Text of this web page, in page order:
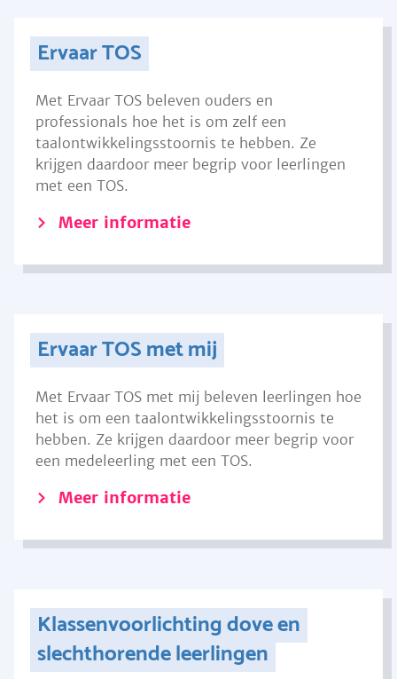
Ervaar TOS
Met Ervaar TOS beleven ouders en
professionals hoe het is om zelf een
taalontwikkelingsstoornis te hebben. Ze
krijgen daardoor meer begrip voor leerlingen
met een TOS.
Meer informatie
Ervaar TOS met mij
Met Ervaar TOS met mij beleven leerlingen hoe
het is om een taalontwikkelingsstoornis te
hebben. Ze krijgen daardoor meer begrip voor
een medeleerling met een TOS.
Meer informatie
Klassenvoorlichting dove en
slechthorende leerlingen